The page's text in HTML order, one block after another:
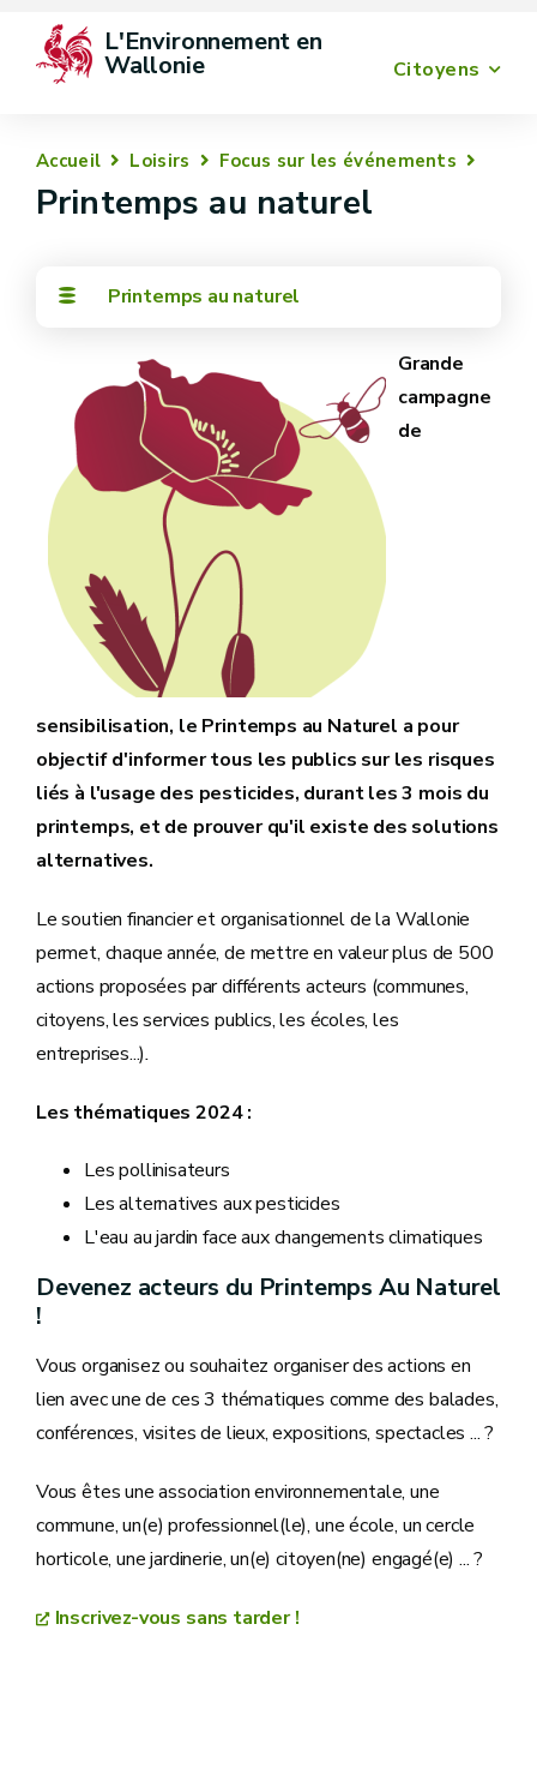
Citoyens
L'Environnement en
Wallonie
Accueil Loisirs Focus sur les événements
Printemps au naturel
Printemps au naturel
Grande
campagne
de
sensibilisation, le Printemps au Naturel a pour
objectif d'informer tous les publics sur les risques
liés à l'usage des pesticides, durant les 3 mois du
printemps, et de prouver qu'il existe des solutions
alternatives.
Le soutien financier et organisationnel de la Wallonie
permet, chaque année, de mettre en valeur plus de 500
actions proposées par différents acteurs (communes,
citoyens, les services publics, les écoles, les
entreprises...).
Les thématiques 2024 :
Les pollinisateurs
Les alternatives aux pesticides
L'eau au jardin face aux changements climatiques
Devenez acteurs du Printemps Au Naturel
!
Vous organisez ou souhaitez organiser des actions en
lien avec une de ces 3 thématiques comme des balades,
conférences, visites de lieux, expositions, spectacles ... ?
Vous êtes une association environnementale, une
commune, un(e) professionnel(le), une école, un cercle
horticole, une jardinerie, un(e) citoyen(ne) engagé(e) ... ?
Inscrivez-vous sans tarder !